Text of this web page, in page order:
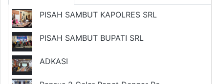
PISAH SAMBUT KAPOLRES SRL
PISAH SAMBUT BUPATI SRL
ADKASI